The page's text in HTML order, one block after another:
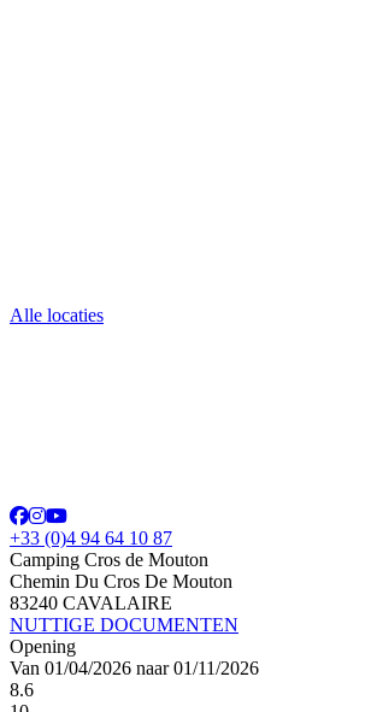
Alle locaties
+33 (0)4 94 64 10 87
Camping Cros de Mouton
Chemin Du Cros De Mouton
83240 CAVALAIRE
NUTTIGE DOCUMENTEN
Opening
Van 01/04/2026 naar 01/11/2026
8.6